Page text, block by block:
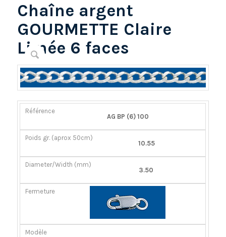
Chaîne argent
GOURMETTE Claire
Limée 6 faces
RÉFÉRENCE
(APROX
DIAMÈTER/LARGEUR
AG BP (6) 100
10.55
3.50